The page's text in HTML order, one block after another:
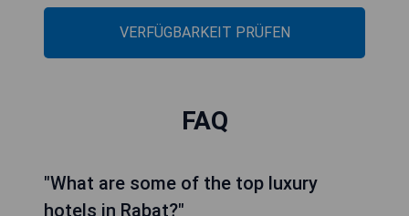
Flughafen Rabat-Salé ist 7 km vom Hotel
- Kostenlose Parkmöglichkeiten vor Ort
- Freundliches Personal an der rund um die Uhr
besetzten Rezeption